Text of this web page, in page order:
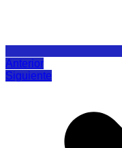
Anterior
Siguiente